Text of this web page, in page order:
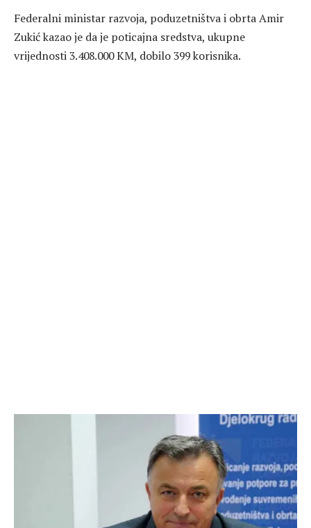
Federalni ministar razvoja, poduzetništva i obrta Amir
Zukić kazao je da je poticajna sredstva, ukupne
vrijednosti 3.408.000 KM, dobilo 399 korisnika.